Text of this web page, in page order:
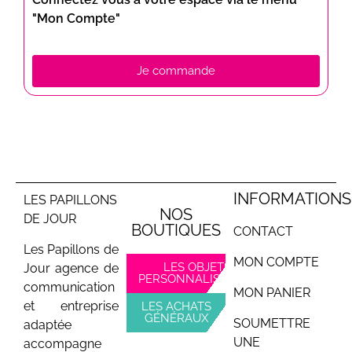
"Mon Compte"
Je commande
LES PAPILLONS
DE JOUR
Les Papillons de
Jour agence de
communication
et entreprise
adaptée
accompagne
NOS
BOUTIQUES
LES OBJETS
PERSONNALISABLES
LES ACHATS
GÉNÉRAUX
INFORMATIONS
CONTACT
MON COMPTE
MON PANIER
SOUMETTRE
UNE